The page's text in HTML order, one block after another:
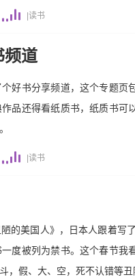
读书
频道
好书分享频道，这个专题
品还得看纸质书，纸质书
读书
的美国人》，日本人跟着
度被列为禁书。这个春节
假、大、空，死不认错等丑